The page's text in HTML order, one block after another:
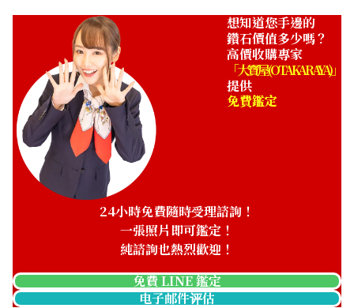
想知道您手邊的
鑽石價值多少嗎？
高價收購專家
「大寶屋 (OTAKARAYA)」
提供
免費鑑定
24小時免費隨時受理諮詢！
一張照片即可鑑定！
純諮詢也熱烈歡迎！
免費 LINE 鑑定
电子邮件评估